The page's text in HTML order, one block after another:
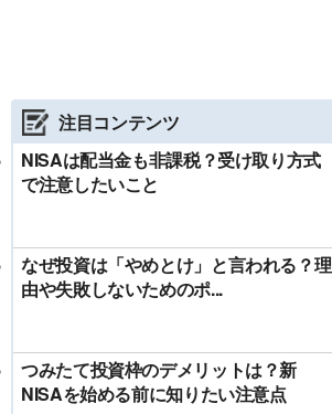
注目コンテンツ
NISAは配当金も非課税？受け取り方式
で注意したいこと
なぜ投資は「やめとけ」と言われる？理
由や失敗しないためのポ...
つみたて投資枠のデメリットは？新
NISAを始める前に知りたい注意点